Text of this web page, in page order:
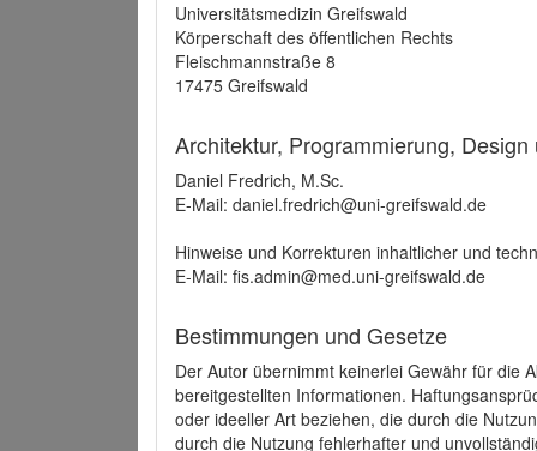
Universitätsmedizin Greifswald
Körperschaft des öffentlichen Rechts
Fleischmannstraße 8
17475 Greifswald
Architektur, Programmierung,
Daniel Fredrich, M.Sc.
E-Mail: daniel.fredrich@uni-greifswald.de
Hinweise und Korrekturen inhaltlicher und
E-Mail: fis.admin@med.uni-greifswald.de
Bestimmungen und Gesetze
Der Autor übernimmt keinerlei Gewähr für die
bereitgestellten Informationen.
oder ideeller Art beziehen, die durch die
durch die Nutzung fehlerhafter und